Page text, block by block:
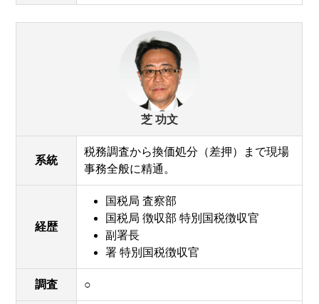
芝 功文
系統
税務調査から換価処分（差押）まで現場
事務全般に精通。
経歴
国税局 査察部
国税局 徴収部 特別国税徴収官
副署長
署 特別国税徴収官
調査 ○